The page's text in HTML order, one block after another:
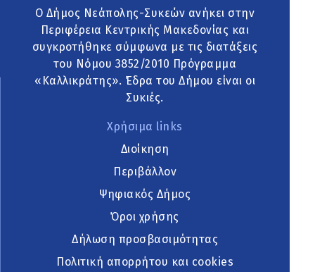
Ο Δήμος Νεάπολης-Συκεών ανήκει στην
Περιφέρεια Κεντρικής Μακεδονίας και
συγκροτήθηκε σύμφωνα με τις διατάξεις
του Νόμου 3852/2010 Πρόγραμμα
«Καλλικράτης». Έδρα του Δήμου είναι οι
Συκιές.
Χρήσιμα links
Διοίκηση
Περιβάλλον
Ψηφιακός Δήμος
Όροι χρήσης
Δήλωση προσβασιμότητας
Πολιτική απορρήτου και cookies